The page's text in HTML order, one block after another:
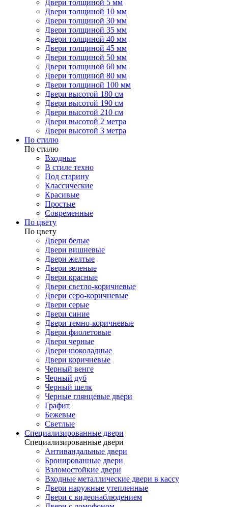
Двери толщиной 5 мм
Двери толщиной 10 мм
Двери толщиной 30 мм
Двери толщиной 35 мм
Двери толщиной 40 мм
Двери толщиной 45 мм
Двери толщиной 50 мм
Двери толщиной 60 мм
Двери толщиной 80 мм
Двери толщиной 100 мм
Двери высотой 180 см
Двери высотой 190 см
Двери высотой 210 см
Двери высотой 2 метра
Двери высотой 3 метра
По стилю
По стилю
Входные
В стиле техно
Под старину
Классические
Красивые
Простые
Современные
По цвету
По цвету
Двери белые
Двери вишневые
Двери желтые
Двери зеленые
Двери красные
Двери светло-коричневые
Двери серо-коричневые
Двери серые
Двери синие
Двери темно-коричневые
Двери фиолетовые
Двери черные
Двери шоколадные
Двери коричневые
Черный венге
Черный дуб
Черный шелк
Черные глянцевые двери
Графит
Бежевые
Светлые
Специализированные двери
Специализированные двери
Антивандальные двери
Бронированные двери
Взломостойкие двери
Входные металлические двери в кассу
Двери наружные утепленные
Двери с видеонаблюдением